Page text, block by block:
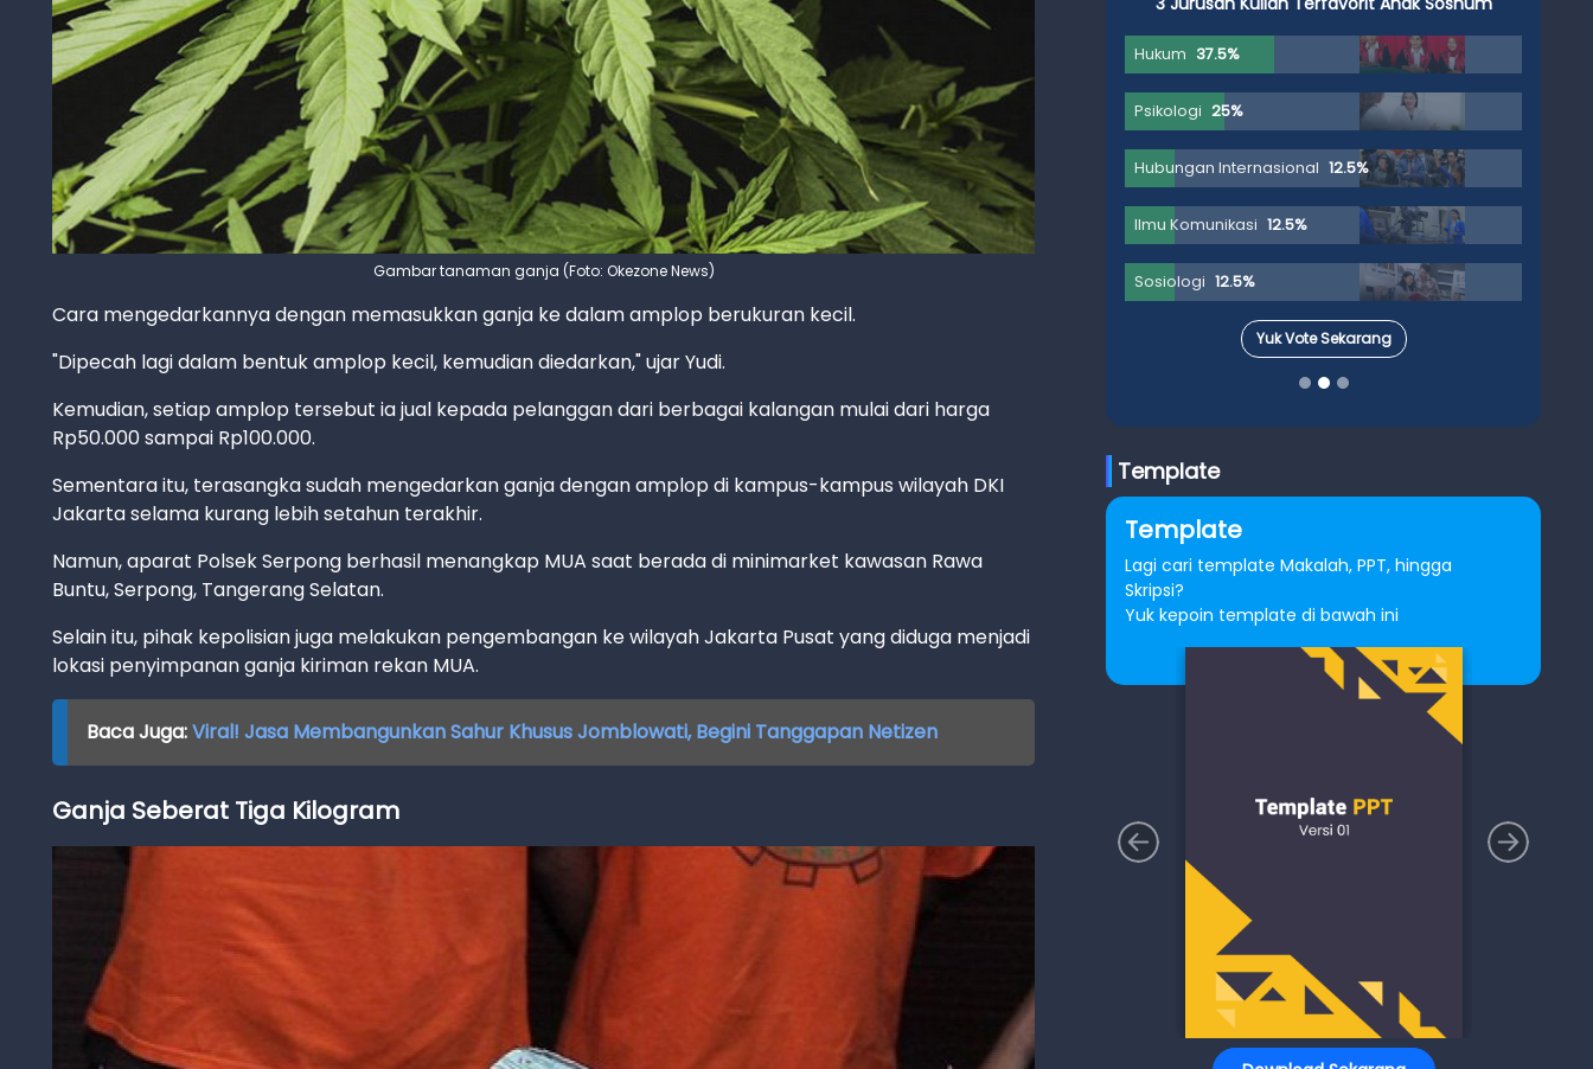
Gambar tanaman ganja (Foto: Okezone News)
Cara mengedarkannya dengan memasukkan ganja ke dalam amplop berukuran kecil.
"Dipecah lagi dalam bentuk amplop kecil, kemudian diedarkan," ujar Yudi.
Kemudian, setiap amplop tersebut ia jual kepada pelanggan dari berbagai kalangan mulai dari harga
Rp50.000 sampai Rp100.000.
Sementara itu, terasangka sudah mengedarkan ganja dengan amplop di kampus-kampus wilayah DKI
Jakarta selama kurang lebih setahun terakhir.
Namun, aparat Polsek Serpong berhasil menangkap MUA saat berada di minimarket kawasan Rawa
Buntu, Serpong, Tangerang Selatan.
Selain itu, pihak kepolisian juga melakukan pengembangan ke wilayah Jakarta Pusat yang diduga menjadi
lokasi penyimpanan ganja kiriman rekan MUA.
Baca Juga:Viral! Jasa Membangunkan Sahur Khusus Jomblowati, Begini Tanggapan Netizen
Ganja Seberat Tiga Kilogram
Hukum 37.5%
Psikologi 25%
Hubungan Internasional 12.5%
Ilmu Komunikasi 12.5%
Sosiologi 12.5%
Yuk Vote Sekarang
Template
Template
Lagi cari template Makalah, PPT, hingga
Skripsi?
Yuk kepoin template di bawah ini